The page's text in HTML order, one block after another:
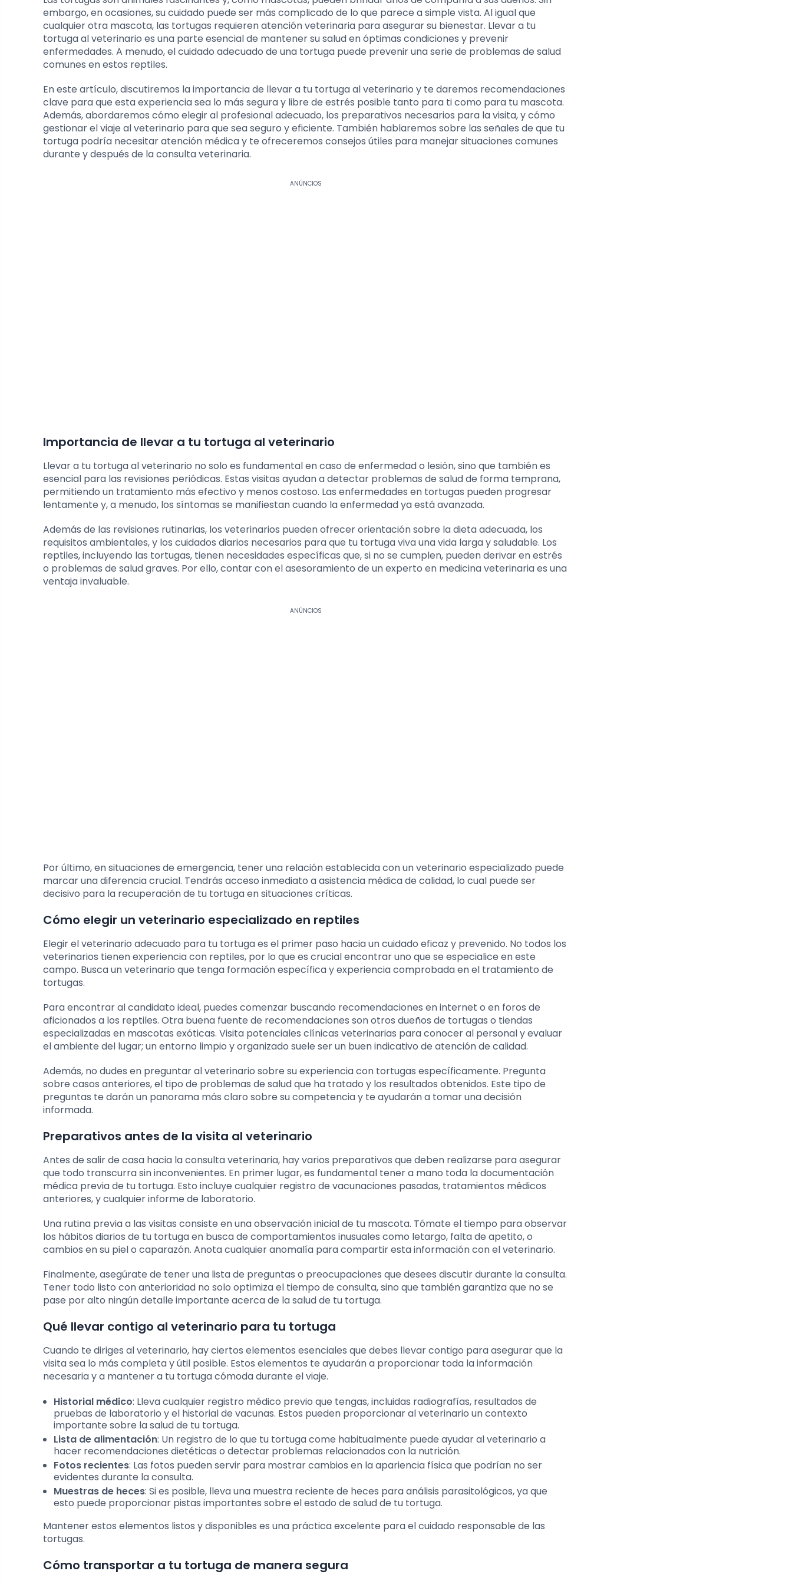
embargo, en ocasiones, su cuidado puede ser más complicado de lo que parece a simple vista. Al igual que
cualquier otra mascota, las tortugas requieren atención veterinaria para asegurar su bienestar. Llevar a tu
tortuga al veterinario es una parte esencial de mantener su salud en óptimas condiciones y prevenir
enfermedades. A menudo, el cuidado adecuado de una tortuga puede prevenir una serie de problemas de salud
comunes en estos reptiles.
En este artículo, discutiremos la importancia de llevar a tu tortuga al veterinario y te daremos recomendaciones
clave para que esta experiencia sea lo más segura y libre de estrés posible tanto para ti como para tu mascota.
Además, abordaremos cómo elegir al profesional adecuado, los preparativos necesarios para la visita, y cómo
gestionar el viaje al veterinario para que sea seguro y eficiente. También hablaremos sobre las señales de que tu
tortuga podría necesitar atención médica y te ofreceremos consejos útiles para manejar situaciones comunes
durante y después de la consulta veterinaria.
ANÚNCIOS
Importancia de llevar a tu tortuga al veterinario
Llevar a tu tortuga al veterinario no solo es fundamental en caso de enfermedad o lesión, sino que también es
esencial para las revisiones periódicas. Estas visitas ayudan a detectar problemas de salud de forma temprana,
permitiendo un tratamiento más efectivo y menos costoso. Las enfermedades en tortugas pueden progresar
lentamente y, a menudo, los síntomas se manifiestan cuando la enfermedad ya está avanzada.
Además de las revisiones rutinarias, los veterinarios pueden ofrecer orientación sobre la dieta adecuada, los
requisitos ambientales, y los cuidados diarios necesarios para que tu tortuga viva una vida larga y saludable. Los
reptiles, incluyendo las tortugas, tienen necesidades específicas que, si no se cumplen, pueden derivar en estrés
o problemas de salud graves. Por ello, contar con el asesoramiento de un experto en medicina veterinaria es una
ventaja invaluable.
ANÚNCIOS
Por último, en situaciones de emergencia, tener una relación establecida con un veterinario especializado puede
marcar una diferencia crucial. Tendrás acceso inmediato a asistencia médica de calidad, lo cual puede ser
decisivo para la recuperación de tu tortuga en situaciones críticas.
Cómo elegir un veterinario especializado en reptiles
Elegir el veterinario adecuado para tu tortuga es el primer paso hacia un cuidado eficaz y prevenido. No todos los
veterinarios tienen experiencia con reptiles, por lo que es crucial encontrar uno que se especialice en este
campo. Busca un veterinario que tenga formación específica y experiencia comprobada en el tratamiento de
tortugas.
Para encontrar al candidato ideal, puedes comenzar buscando recomendaciones en internet o en foros de
aficionados a los reptiles. Otra buena fuente de recomendaciones son otros dueños de tortugas o tiendas
especializadas en mascotas exóticas. Visita potenciales clínicas veterinarias para conocer al personal y evaluar
el ambiente del lugar; un entorno limpio y organizado suele ser un buen indicativo de atención de calidad.
Además, no dudes en preguntar al veterinario sobre su experiencia con tortugas específicamente. Pregunta
sobre casos anteriores, el tipo de problemas de salud que ha tratado y los resultados obtenidos. Este tipo de
preguntas te darán un panorama más claro sobre su competencia y te ayudarán a tomar una decisión
informada.
Preparativos antes de la visita al veterinario
Antes de salir de casa hacia la consulta veterinaria, hay varios preparativos que deben realizarse para asegurar
que todo transcurra sin inconvenientes. En primer lugar, es fundamental tener a mano toda la documentación
médica previa de tu tortuga. Esto incluye cualquier registro de vacunaciones pasadas, tratamientos médicos
anteriores, y cualquier informe de laboratorio.
Una rutina previa a las visitas consiste en una observación inicial de tu mascota. Tómate el tiempo para observar
los hábitos diarios de tu tortuga en busca de comportamientos inusuales como letargo, falta de apetito, o
cambios en su piel o caparazón. Anota cualquier anomalía para compartir esta información con el veterinario.
Finalmente, asegúrate de tener una lista de preguntas o preocupaciones que desees discutir durante la consulta.
Tener todo listo con anterioridad no solo optimiza el tiempo de consulta, sino que también garantiza que no se
pase por alto ningún detalle importante acerca de la salud de tu tortuga.
Qué llevar contigo al veterinario para tu tortuga
Cuando te diriges al veterinario, hay ciertos elementos esenciales que debes llevar contigo para asegurar que la
visita sea lo más completa y útil posible. Estos elementos te ayudarán a proporcionar toda la información
necesaria y a mantener a tu tortuga cómoda durante el viaje.
Historial médico: Lleva cualquier registro médico previo que tengas, incluidas radiografías, resultados de
pruebas de laboratorio y el historial de vacunas. Estos pueden proporcionar al veterinario un contexto
importante sobre la salud de tu tortuga.
Lista de alimentación: Un registro de lo que tu tortuga come habitualmente puede ayudar al veterinario a
hacer recomendaciones dietéticas o detectar problemas relacionados con la nutrición.
Fotos recientes: Las fotos pueden servir para mostrar cambios en la apariencia física que podrían no ser
evidentes durante la consulta.
Muestras de heces: Si es posible, lleva una muestra reciente de heces para análisis parasitológicos, ya que
esto puede proporcionar pistas importantes sobre el estado de salud de tu tortuga.
Mantener estos elementos listos y disponibles es una práctica excelente para el cuidado responsable de las
tortugas.
Cómo transportar a tu tortuga de manera segura